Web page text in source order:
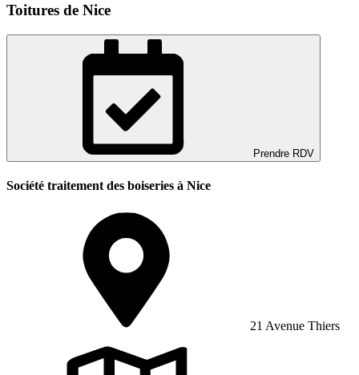
Toitures de Nice
Prendre RDV
Société traitement des boiseries à Nice
21 Avenue Thiers